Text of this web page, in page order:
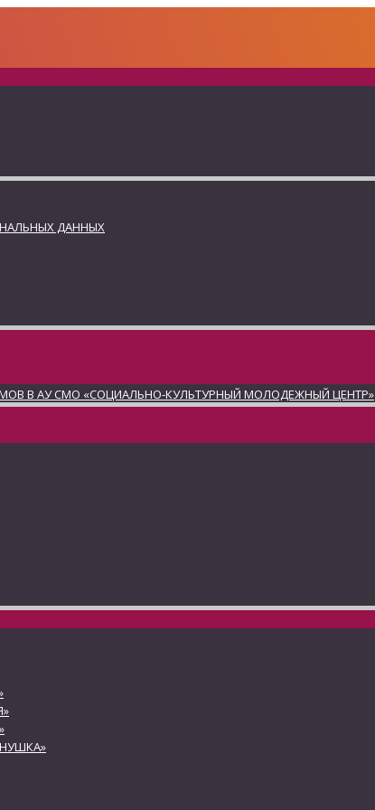
ДАННЫХ
В АУ СМО «СОЦИАЛЬНО-КУЛЬТУРНЫЙ МОЛОДЕЖНЫЙ ЦЕНТР»